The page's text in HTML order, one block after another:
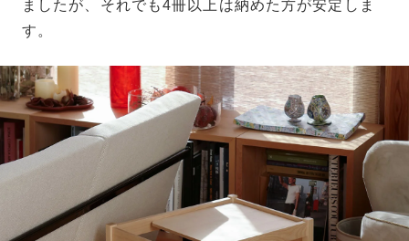
ましたが、それでも4冊以上は納めた方が安定しま
す。